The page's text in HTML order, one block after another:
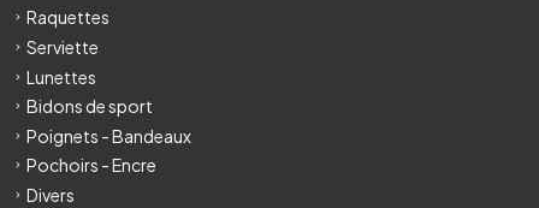
Raquettes
Serviette
Lunettes
Bidons de sport
Poignets - Bandeaux
Pochoirs - Encre
Divers